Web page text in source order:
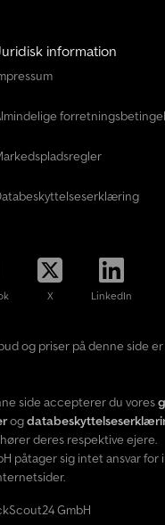
information
X LinkedIn
og priser på denne side
side accepterer du vores
og
deres respektive ejere.
påtager sig intet ansvar for
GmbH